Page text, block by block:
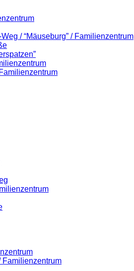
/ “Mäuseburg” / Familienzentrum
Familienzentrum